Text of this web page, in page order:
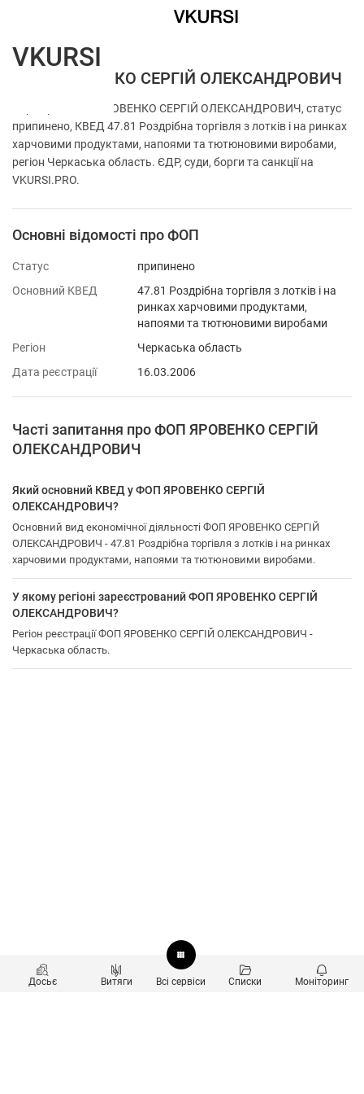
ФОП ЯРОВЕНКО СЕРГІЙ ОЛЕКСАНДРОВИЧ
Перевірка ФОП ЯРОВЕНКО СЕРГІЙ ОЛЕКСАНДРОВИЧ, статус
припинено, КВЕД 47.81 Роздрібна торгівля з лотків і на ринках
харчовими продуктами, напоями та тютюновими виробами,
регіон Черкаська область. ЄДР, суди, борги та санкції на
VKURSI.PRO.
Основні відомості про ФОП
Статус
припинено
Основний КВЕД
47.81 Роздрібна торгівля з лотків і на
ринках харчовими продуктами,
напоями та тютюновими виробами
Регіон
Черкаська область
Дата реєстрації
16.03.2006
Часті запитання про ФОП ЯРОВЕНКО СЕРГІЙ
ОЛЕКСАНДРОВИЧ
Який основний КВЕД у ФОП ЯРОВЕНКО СЕРГІЙ
ОЛЕКСАНДРОВИЧ?
Основний вид економічної діяльності ФОП ЯРОВЕНКО СЕРГІЙ
ОЛЕКСАНДРОВИЧ - 47.81 Роздрібна торгівля з лотків і на ринках
харчовими продуктами, напоями та тютюновими виробами.
У якому регіоні зареєстрований ФОП ЯРОВЕНКО СЕРГІЙ
ОЛЕКСАНДРОВИЧ?
Регіон реєстрації ФОП ЯРОВЕНКО СЕРГІЙ ОЛЕКСАНДРОВИЧ -
Черкаська область.
Досьє Витяги Всі сервіси Списки Моніторинг
VKURSI